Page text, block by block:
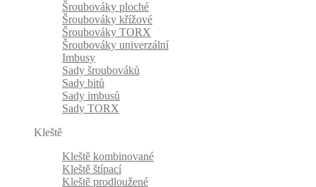
Šroubováky ploché
Šroubováky křížové
Šroubováky TORX
Šroubováky univerzální
Imbusy
Sady šroubováků
Sady bitů
Sady imbusů
Sady TORX
Kleště
Kleště kombinované
Kleště štípací
Kleště prodloužené